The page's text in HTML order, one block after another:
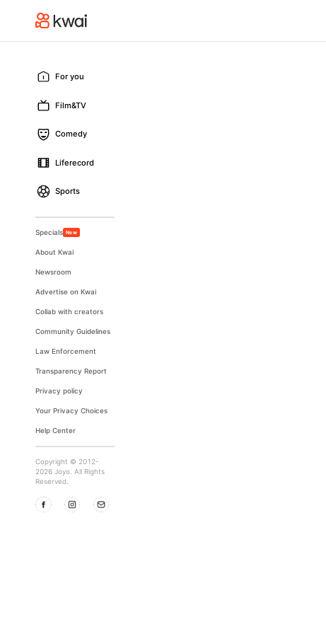
For you
Film&TV
Comedy
Liferecord
Sports
Specials New
About Kwai
Newsroom
Advertise on Kwai
Collab with creators
Community Guidelines
Law Enforcement
Transparency Report
Privacy policy
Your Privacy Choices
Help Center
Copyright © 2012-
2026 Joyo. All Rights
Reserved.